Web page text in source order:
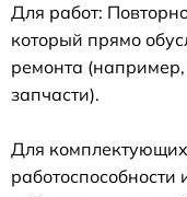
Для работ:
который прямо
ремонта
запчасти).
Для